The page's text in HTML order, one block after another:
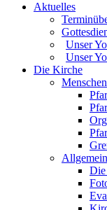
Aktuelles
Unser
Unser
Die Kirche
Menschen
Die